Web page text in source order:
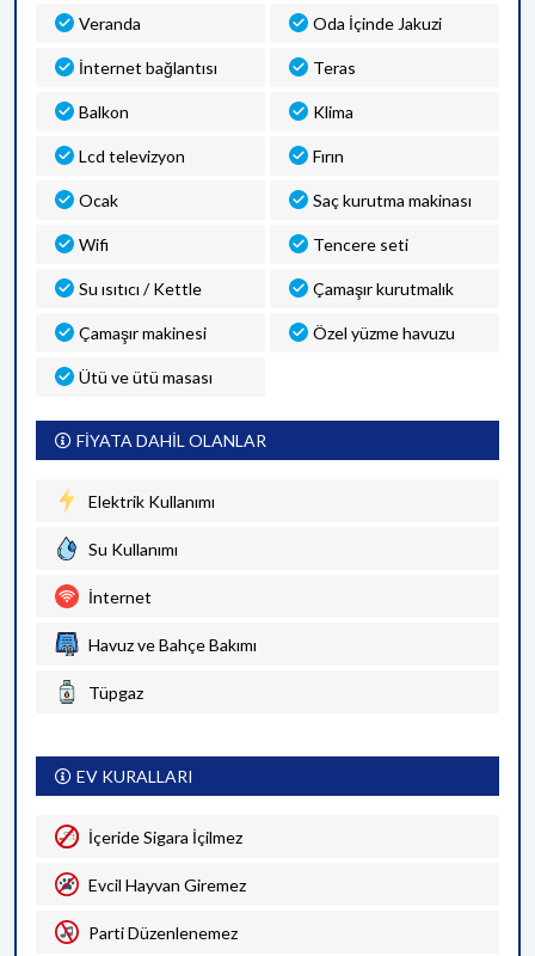
Veranda Oda İçinde Jakuzi
İnternet bağlantısı Teras
Balkon Klima
Lcd televizyon Fırın
Ocak Saç kurutma makinası
Wifi Tencere seti
Su ısıtıcı / Kettle Çamaşır kurutmalık
Çamaşır makinesi Özel yüzme havuzu
Ütü ve ütü masası
FİYATA DAHİL OLANLAR
Elektrik Kullanımı
Su Kullanımı
İnternet
Havuz ve Bahçe Bakımı
Tüpgaz
EV KURALLARI
İçeride Sigara İçilmez
Evcil Hayvan Giremez
Parti Düzenlenemez